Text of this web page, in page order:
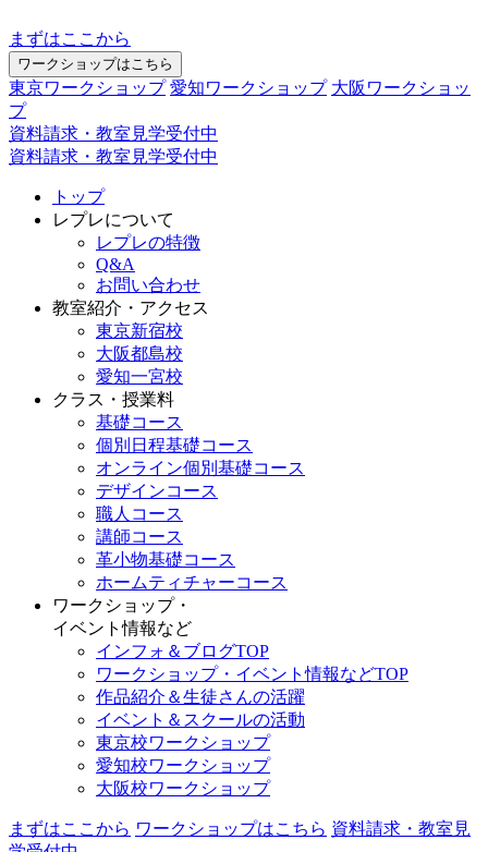
まずはここから
ワークショップはこちら
東京ワークショップ 愛知ワークショップ 大阪ワークショッ
プ
資料請求・教室見学受付中
資料請求・教室見学受付中
トップ
レプレについて
レプレの特徴
Q&A
お問い合わせ
教室紹介・アクセス
東京新宿校
大阪都島校
愛知一宮校
クラス・授業料
基礎コース
個別日程基礎コース
オンライン個別基礎コース
デザインコース
職人コース
講師コース
革小物基礎コース
ホームティチャーコース
ワークショップ・
イベント情報など
インフォ＆ブログTOP
ワークショップ・イベント情報などTOP
作品紹介＆生徒さんの活躍
イベント＆スクールの活動
東京校ワークショップ
愛知校ワークショップ
大阪校ワークショップ
まずはここから ワークショップはこちら 資料請求・教室見